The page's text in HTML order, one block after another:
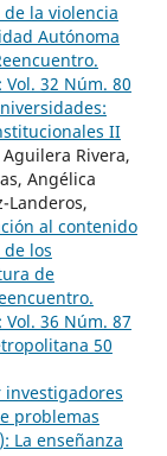
la violencia
Autónoma
32 Núm. 80
II
Rivera,
Angélica
Landeros,
al contenido
los
de
36 Núm. 87
50
investigadores
problemas
La enseñanza